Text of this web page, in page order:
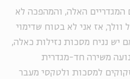
האלה, והמהפכה לא
אז אני לא בטוח שדימוי
יש נניח מסכות נזילות כאלה,
משירה חד-מגדרית
למסכות ולטקסי מעבר